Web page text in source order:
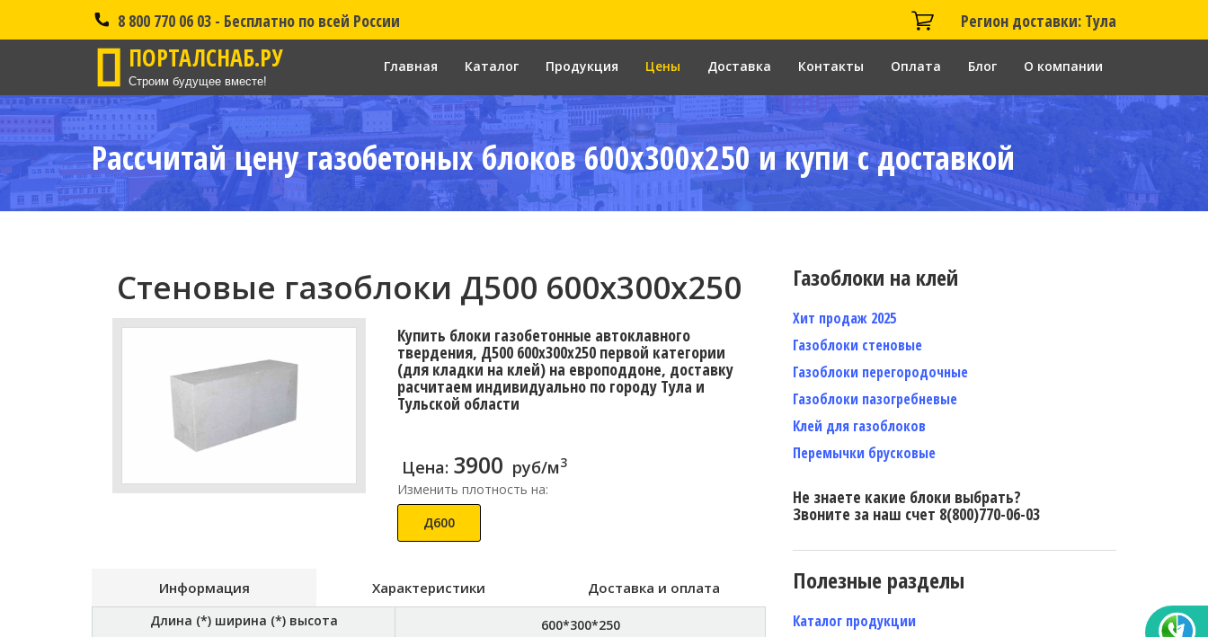
8 800 770 06 03 - Бесплатно по всей России Регион доставки: Тула
ПОРТАЛСНАБ.РУ
Строим будущее вместе!
Главная Каталог Продукция Цены Доставка Контакты Оплата Блог О компании
Рассчитай цену газобетоных блоков 600x300x250 и купи с доставкой
Стеновые газоблоки Д500 600x300x250
Купить блоки газобетонные автоклавного
твердения, Д500 600x300x250 первой категории
(для кладки на клей) на европоддоне, доставку
расчитаем индивидуально по городу Тула и
Тульской области
Цена: 3900 руб/м3
Изменить плотность на:
Д600
Информация Характеристики Доставка и оплата
Длина (*) ширина (*) высота
600*300*250
Газоблоки на клей
Хит продаж 2025
Газоблоки стеновые
Газоблоки перегородочные
Газоблоки пазогребневые
Клей для газоблоков
Перемычки брусковые
Не знаете какие блоки выбрать?
Звоните за наш счет 8(800)770-06-03
Полезные разделы
Каталог продукции